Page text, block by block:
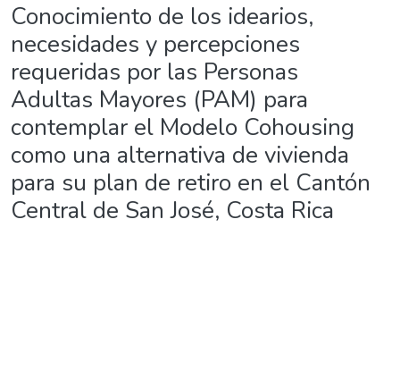
Conocimiento de los idearios,
necesidades y percepciones
requeridas por las Personas
Adultas Mayores (PAM) para
contemplar el Modelo Cohousing
como una alternativa de vivienda
para su plan de retiro en el Cantón
Central de San José, Costa Rica